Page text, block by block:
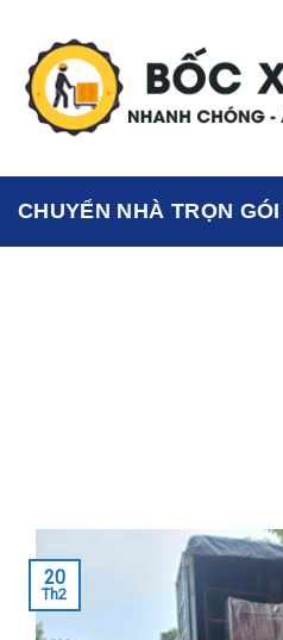
content
CHUYỂN NHÀ TRỌN GÓI
20
Th2